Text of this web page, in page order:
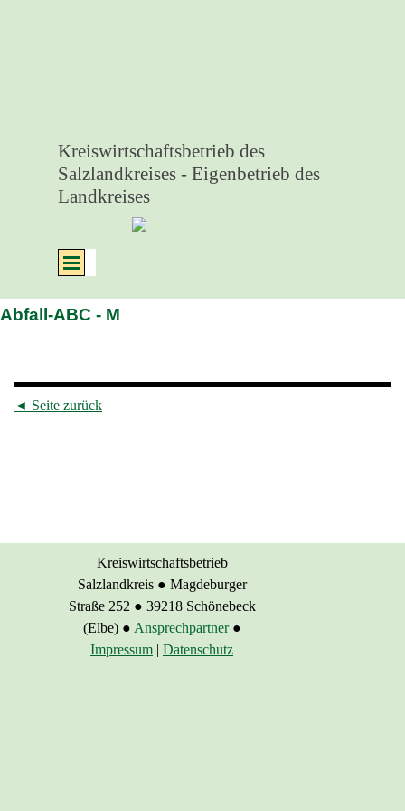
Kreiswirtschaftsbetrieb des
Salzlandkreises - Eigenbetrieb des
Landkreises
Menü überspringen
Abfall-ABC - M
◄ Seite zurück
Kreiswirtschaftsbetrieb
Salzlandkreis ● Magdeburger
Straße 252 ● 39218 Schönebeck
(Elbe) ● Ansprechpartner ●
Impressum | Datenschutz